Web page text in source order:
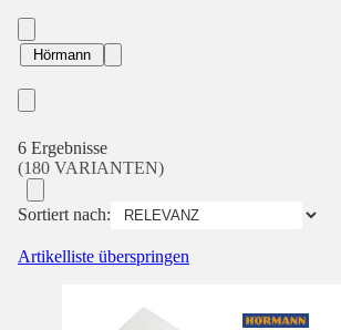
Hörmann
6 Ergebnisse
(180 VARIANTEN)
Sortiert nach:
Artikelliste überspringen